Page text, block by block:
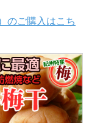
のご購入はこち